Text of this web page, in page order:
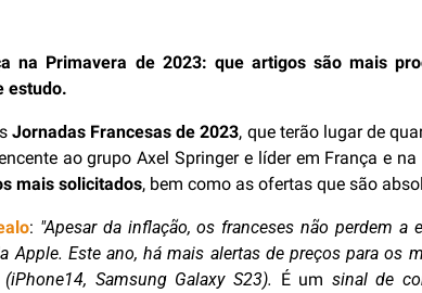
na Primavera de 2023: que artigos são mais
estudo.
Jornadas Francesas de 2023, que terão lugar de
ao grupo Axel Springer e líder em França e
mais solicitados, bem como as ofertas que são
: "Apesar da inflação, os franceses não perdem
Apple. Este ano, há mais alertas de preços para os
Samsung Galaxy S23). É um sinal de